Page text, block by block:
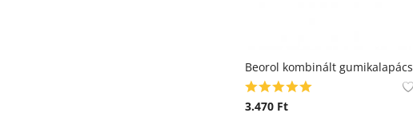
Beorol kombinált gumikalapács
3.470 Ft